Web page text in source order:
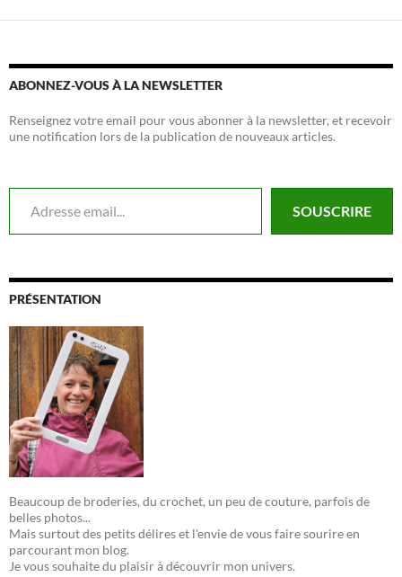
ABONNEZ-VOUS À LA NEWSLETTER
Renseignez votre email pour vous abonner à la newsletter, et recevoir
une notification lors de la publication de nouveaux articles.
Adresse email...
SOUSCRIRE
PRÉSENTATION
Beaucoup de broderies, du crochet, un peu de couture, parfois de
belles photos...
Mais surtout des petits délires et l'envie de vous faire sourire en
parcourant mon blog.
Je vous souhaite du plaisir à découvrir mon univers.